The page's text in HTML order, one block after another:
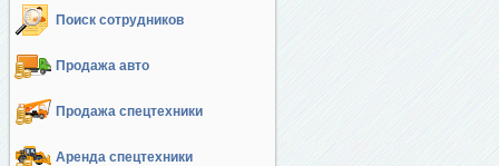
Поиск сотрудников
Продажа авто
Продажа спецтехники
Аренда спецтехники